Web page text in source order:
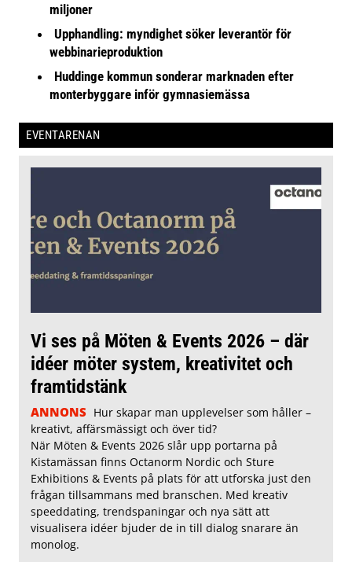
miljoner
Upphandling: myndighet söker leverantör för
webbinarieproduktion
Huddinge kommun sonderar marknaden efter
monterbyggare inför gymnasiemässa
EVENTARENAN
Vi ses på Möten & Events 2026 – där
idéer möter system, kreativitet och
framtidstänk
ANNONS Hur skapar man upplevelser som håller –
kreativt, affärsmässigt och över tid?
När Möten & Events 2026 slår upp portarna på
Kistamässan finns Octanorm Nordic och Sture
Exhibitions & Events på plats för att utforska just den
frågan tillsammans med branschen. Med kreativ
speeddating, trendspaningar och nya sätt att
visualisera idéer bjuder de in till dialog snarare än
monolog.